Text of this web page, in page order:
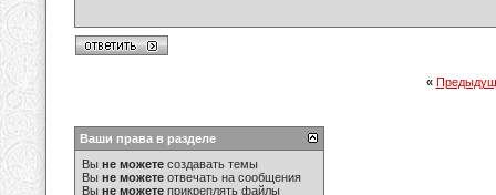
«
Ваши права в разделе
Вы не можете создавать темы
Вы не можете отвечать на сообщения
Вы не можете прикреплять файлы